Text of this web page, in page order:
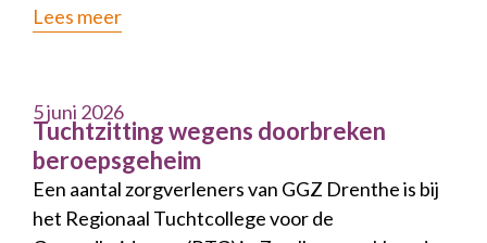
Lees meer
Tuchtzitting wegens doorbreken
beroepsgeheim
5 juni 2026
Een aantal zorgverleners van GGZ Drenthe is bij
het Regionaal Tuchtcollege voor de